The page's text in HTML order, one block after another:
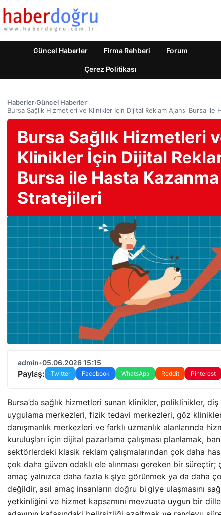
Güncel Haberler Firma Rehberi Forum
Çerez Politikası
Haberler›Güncel Haberler›
Bursa Sağlık Hizmetleri ve Klinikler İçin Dijital Reklam Ajansı Bursa ile
Bursa Sağlık Hizmetleri
Klinikler İçin Dijital
Bursa ile Hasta Kazanma
Stratejileri
admin•05.06.2026 15:15
Paylaş: Twitter Facebook WhatsApp Reddit Pinterest
Bursa’da sağlık hizmetleri sunan klinikler, poliklinikler,
uygulama merkezleri, fizik tedavi merkezleri, göz
danışmanlık merkezleri ve farklı uzmanlık alanlarında
kuruluşları için dijital pazarlama çalışması planlamak,
sektörlerdeki klasik reklam çalışmalarından çok daha
çok daha güven odaklı ele alınması gereken bir süreçtir;
amaç yalnızca daha fazla kişiye görünmek ya da daha
değildir, asıl amaç insanların doğru bilgiye ulaşmasını
yetkinliğini ve hizmet kapsamını mevzuata uygun bir